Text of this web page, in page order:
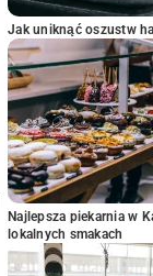
Jak uniknąć oszustw
Najlepsza piekarnia w
lokalnych smakach